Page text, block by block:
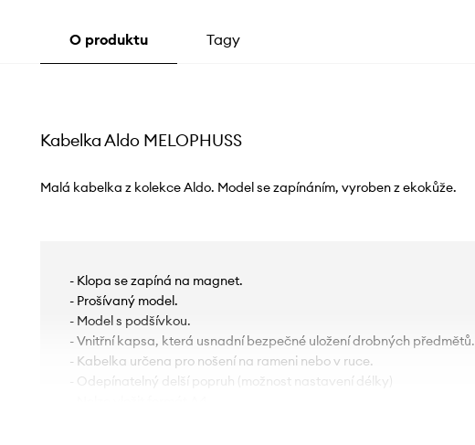
O produktu Tagy
Kabelka Aldo MELOPHUSS
Malá kabelka z kolekce Aldo. Model se zapínáním, vyroben z ekokůže.
- Klopa se zapíná na magnet.
- Prošívaný model.
- Model s podšívkou.
- Vnitřní kapsa, která usnadní bezpečné uložení drobných předmětů.
- Kabelka určena pro nošení na rameni nebo v ruce.
- Odepínatelný delší popruh (možnost nastavení délky)